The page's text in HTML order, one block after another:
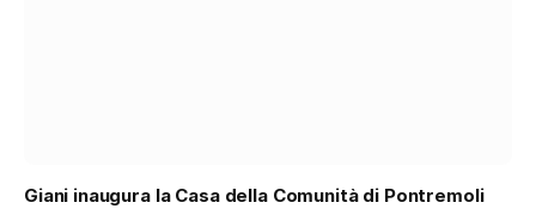
Giani inaugura la Casa della Comunità di Pontremoli